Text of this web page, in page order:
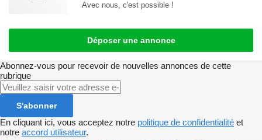
Avec nous, c'est possible !
Déposer une annonce
Abonnez-vous pour recevoir de nouvelles annonces de cette
rubrique
S'abonner
En cliquant ici, vous acceptez notre politique de confidentialité et
notre accord utilisateur.